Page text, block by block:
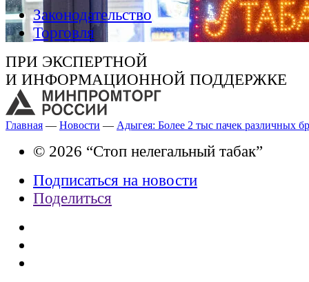
Законодательство
Торговля
ПРИ ЭКСПЕРТНОЙ
И ИНФОРМАЦИОННОЙ ПОДДЕРЖКЕ
Главная — Новости — Адыгея: Более 2 тыс пачек различных
© 2026 “Стоп нелегальный табак”
Подписаться на новости
Поделиться